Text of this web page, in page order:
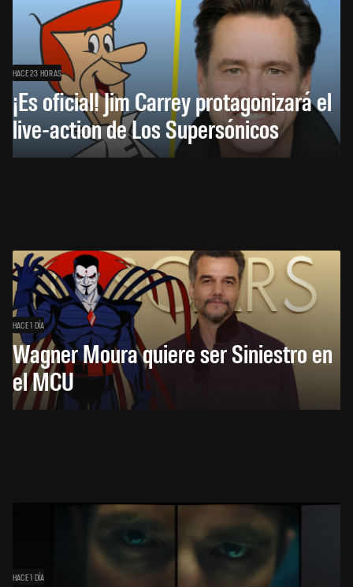
HACE 23 HORAS
¡Es oficial! Jim Carrey protagonizará el
live-action de Los Supersónicos
HACE 1 DÍA
Wagner Moura quiere ser Siniestro en
el MCU
HACE 1 DÍA